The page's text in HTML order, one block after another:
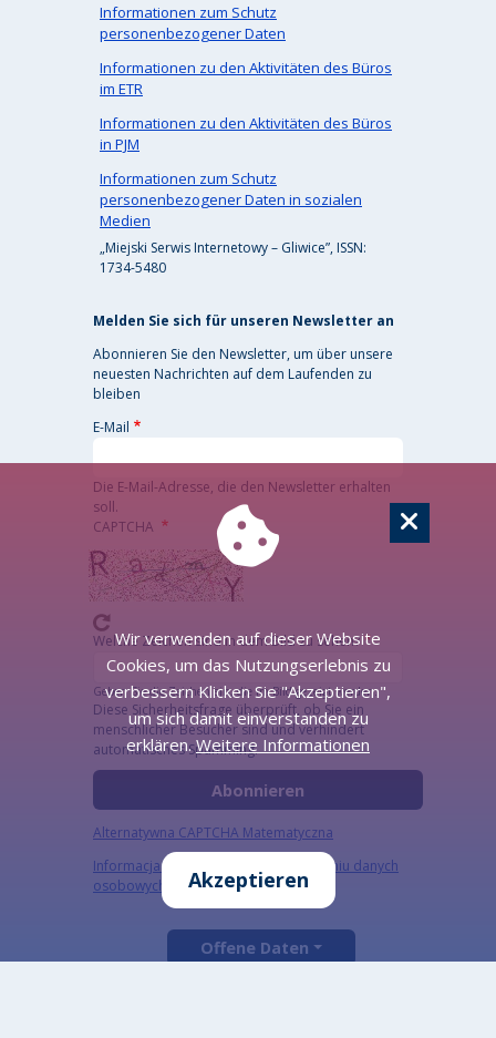
Informationen zum Schutz
personenbezogener Daten
Informationen zu den Aktivitäten des Büros
im ETR
Informationen zu den Aktivitäten des Büros
in PJM
Informationen zum Schutz
personenbezogener Daten in sozialen
Medien
„Miejski Serwis Internetowy – Gliwice”, ISSN:
1734-5480
Melden Sie sich für unseren Newsletter an
Abonnieren Sie den Newsletter, um über unsere
neuesten Nachrichten auf dem Laufenden zu
bleiben
E-Mail
Die E-Mail-Adresse, die den Newsletter erhalten
soll.
CAPTCHA
Welche Zeichen sind in dem Bild zu sehen?
Geben Sie die Zeichen ein, die im Bild gezeigt werden.
Diese Sicherheitsfrage überprüft, ob Sie ein
menschlicher Besucher sind und verhindert
automatisches Spamming.
Alternatywna CAPTCHA Matematyczna
Informacja szczegółowa o przetwarzaniu danych
osobowych
Offene Daten
Wir verwenden auf dieser Website
Cookies, um das Nutzungserlebnis zu
verbessern Klicken Sie "Akzeptieren",
um sich damit einverstanden zu
erklären.Weitere Informationen
Akzeptieren